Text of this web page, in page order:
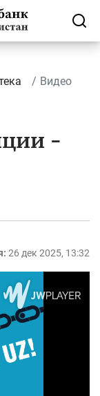
Видео
-
26 дек 2025, 13:32